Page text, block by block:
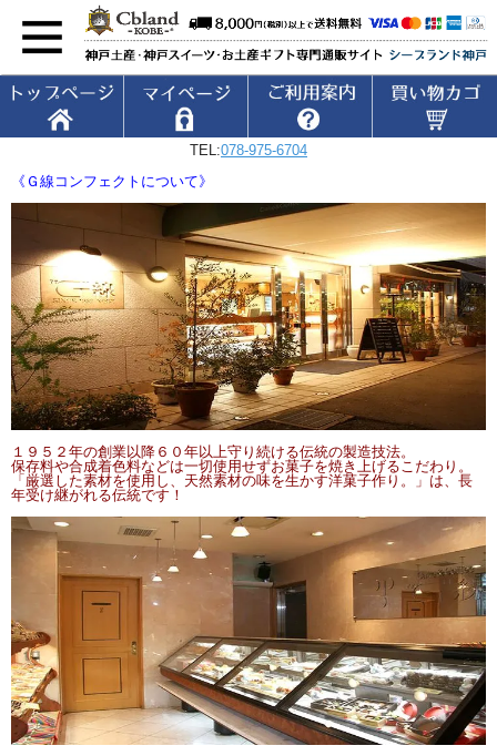
TEL:078-975-6704
《Ｇ線コンフェクトについて》
１９５２年の創業以降６０年以上守り続ける伝統の製造技法。
保存料や合成着色料などは一切使用せずお菓子を焼き上げるこだわり。
「厳選した素材を使用し、天然素材の味を生かす洋菓子作り。」は、長
年受け継がれる伝統です！